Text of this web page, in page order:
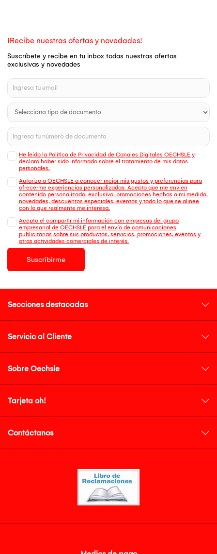
¡Recibe nuestras ofertas y novedades!
Suscríbete y recibe en tu inbox todas nuestras ofertas
exclusivas y novedades
He leído la Política de Privacidad de Canales Digitales OECHSLE y
declaro haber sido informado sobre el tratamiento de mis datos
personales.
Autorizo a OECHSLE a conocer mejor mis gustos y preferencias para
ofrecerme experiencias personalizadas. Acepto que me envien
contenido personalizado, exclusivo, promociones hechas a mi medida,
novedades, descuentos especiales, eventos y todo lo que se alinee
con lo que realmente me interesa.
Acepto el compartir mi información con empresas del grupo
empresarial de OECHSLE para el envío de comunicaciones
publicitarias sobre sus productos, servicios, promociones, eventos y
otras actividades comerciales de interés.
Suscribirme
Secciones destacadas
Servicio al Cliente
Sobre Oechsle
Tarjeta oh!
Contáctanos